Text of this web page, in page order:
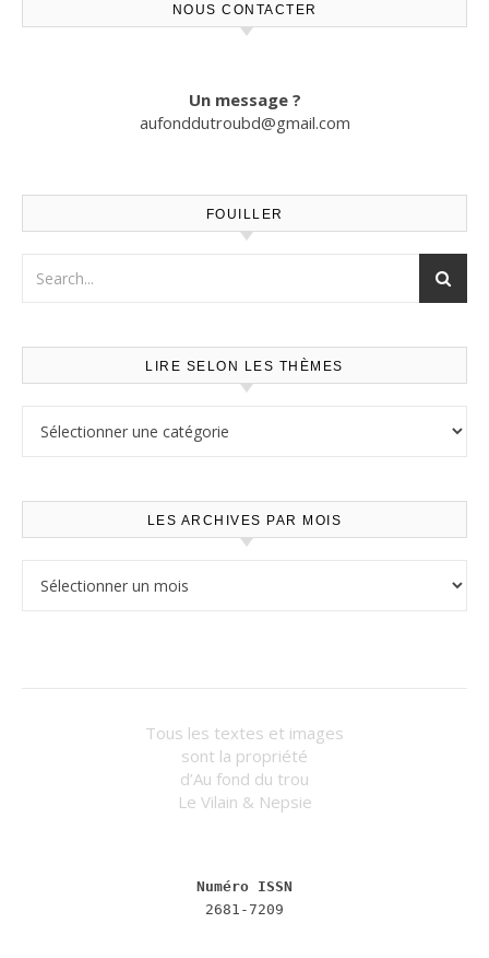
NOUS CONTACTER
Un message ?
aufonddutroubd@gmail.com
FOUILLER
LIRE SELON LES THÈMES
LES ARCHIVES PAR MOIS
Tous les textes et images
sont la propriété
d’Au fond du trou
Le Vilain & Nepsie
Numéro ISSN
2681-7209